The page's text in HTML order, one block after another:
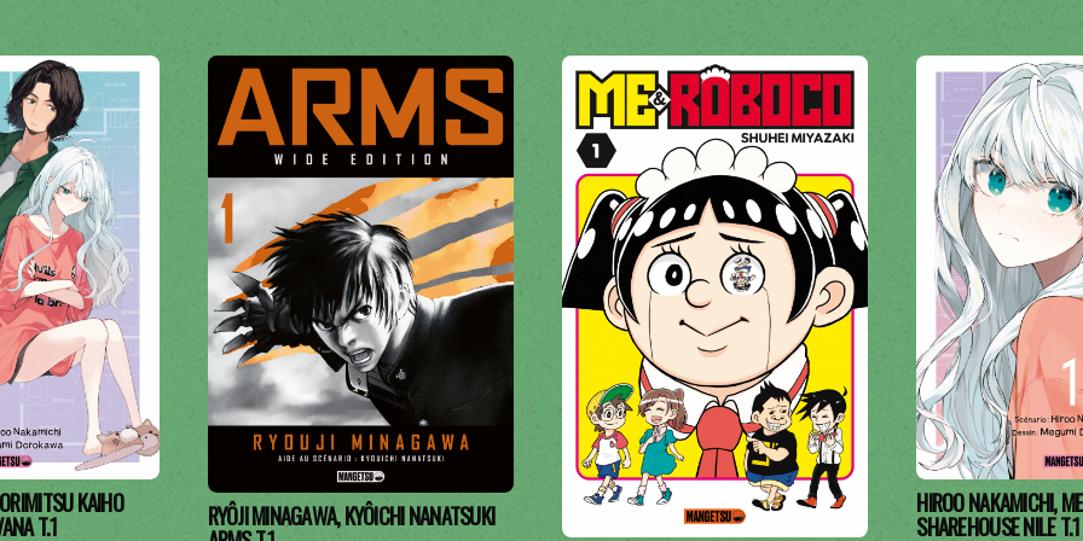
KAIHO
T.1 RYÔJI MINAGAWA, KYÔICHI NANATSUKI HIROO NAKAMICHI,
SHAREHOUSE NILE T.1